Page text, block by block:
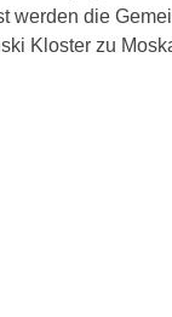
werden die
Kloster zu